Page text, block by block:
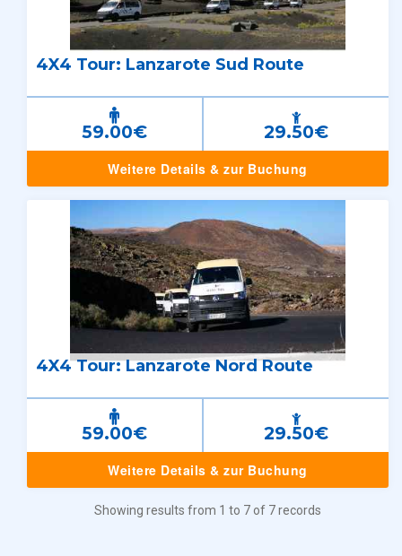
4X4 Tour: Lanzarote Sud Route
59.00€ 29.50€
Weitere Details & zur Buchung
4X4 Tour: Lanzarote Nord Route
59.00€ 29.50€
Weitere Details & zur Buchung
Showing results from 1 to 7 of 7 records